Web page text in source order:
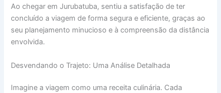
Ao chegar em Jurubatuba, sentiu a satisfação de ter
concluído a viagem de forma segura e eficiente, graças ao
seu planejamento minucioso e à compreensão da distância
envolvida.
Desvendando o Trajeto: Uma Análise Detalhada
Imagine a viagem como uma receita culinária. Cada